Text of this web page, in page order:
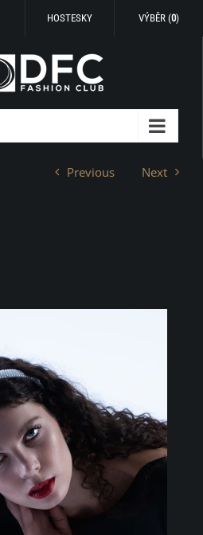
HOSTESKY VÝBĚR (0)
Previous Next